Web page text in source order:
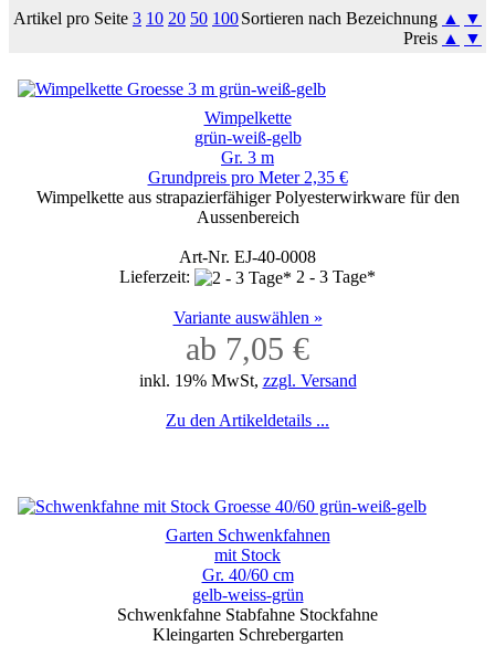
Artikel pro Seite 3 10 20 50 100Sortieren nach Bezeichnung ▲
▼
Preis ▲ ▼
Wimpelkette
grün-weiß-gelb
Gr. 3 m
Grundpreis pro Meter 2,35 €
Wimpelkette aus strapazierfähiger Polyesterwirkware für den
Aussenbereich
Art-Nr. EJ-40-0008
Lieferzeit:
2 - 3 Tage*
Variante auswählen »
ab 7,05 €
inkl. 19% MwSt, zzgl. Versand
Zu den Artikeldetails ...
Garten Schwenkfahnen
mit Stock
Gr. 40/60 cm
gelb-weiss-grün
Schwenkfahne Stabfahne Stockfahne
Kleingarten Schrebergarten